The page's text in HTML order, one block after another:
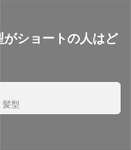
ショートの人はど
髪型